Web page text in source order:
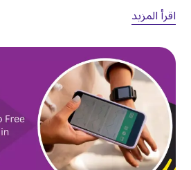
النقاط الرئيسية
موقع كرامة المركزي يجعلها نقطة
لاستكشاف دبي.
•يتيح لك استئجار سيارة زيارة
السياحية في يوم واحد.
•توفر السيارة المستأجرة مرونة
اقرأ المزيد